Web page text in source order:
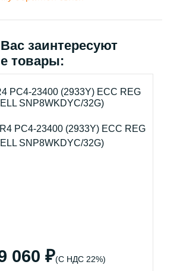
заинтересуют
товары:
PC4-23400 (2933Y) ECC REG
SNP8WKDYC/32G)
060 ₽(С НДС 22%)